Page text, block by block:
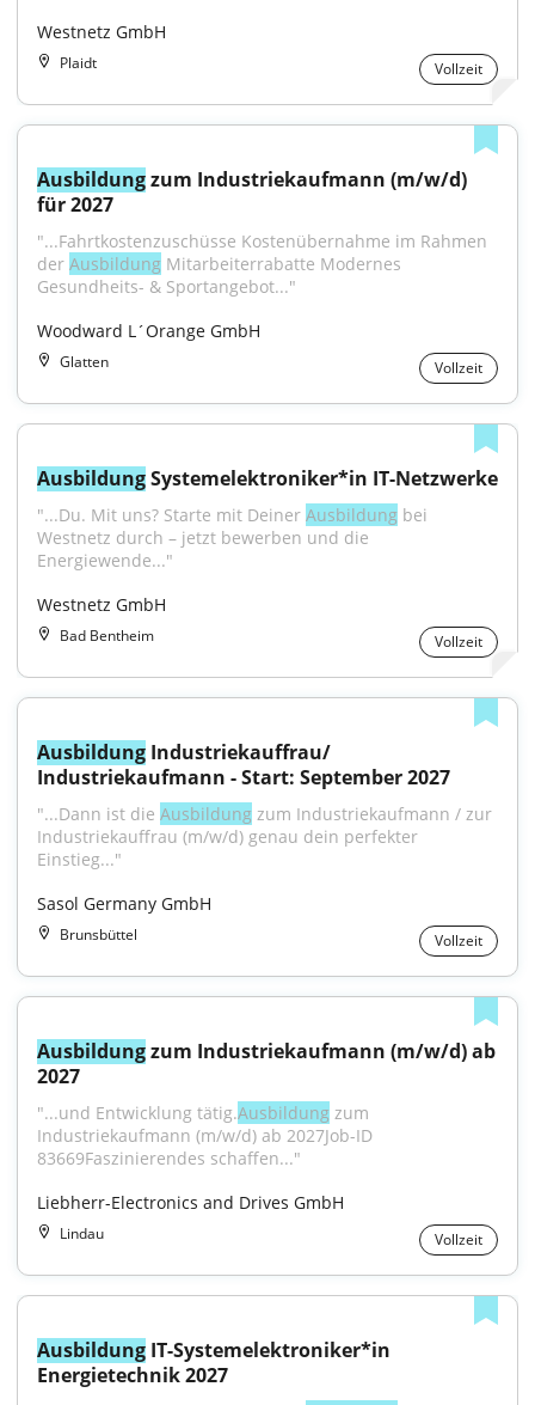
Westnetz GmbH
Plaidt Vollzeit
Ausbildung zum Industriekaufmann (m/w/d)
für 2027
"...Fahrtkostenzuschüsse Kostenübernahme im Rahmen
der Ausbildung Mitarbeiterrabatte Modernes
Gesundheits- & Sportangebot..."
Woodward L´Orange GmbH
Glatten Vollzeit
Ausbildung Systemelektroniker*in IT-Netzwerke
"...Du. Mit uns? Starte mit Deiner Ausbildung bei
Westnetz durch – jetzt bewerben und die
Energiewende..."
Westnetz GmbH
Bad Bentheim Vollzeit
Ausbildung Industriekauffrau/
Industriekaufmann - Start: September 2027
"...Dann ist die Ausbildung zum Industriekaufmann / zur
Industriekauffrau (m/w/d) genau dein perfekter
Einstieg..."
Sasol Germany GmbH
Brunsbüttel Vollzeit
Ausbildung zum Industriekaufmann (m/w/d) ab
2027
"...und Entwicklung tätig.Ausbildung zum
Industriekaufmann (m/w/d) ab 2027Job-ID
83669Faszinierendes schaffen..."
Liebherr-Electronics and Drives GmbH
Lindau Vollzeit
Ausbildung IT-Systemelektroniker*in
Energietechnik 2027